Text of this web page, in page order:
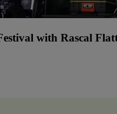
with Rascal